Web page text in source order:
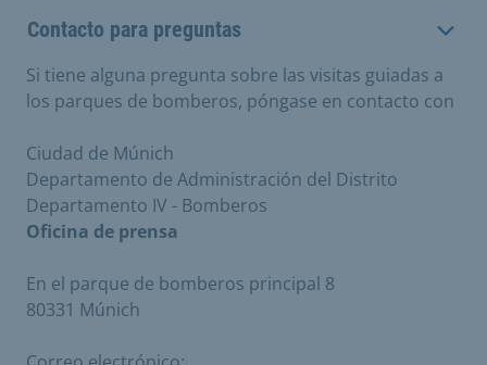
Contacto para preguntas
Si tiene alguna pregunta sobre las visitas guiadas a
los parques de bomberos, póngase en contacto con
Ciudad de Múnich
Departamento de Administración del Distrito
Departamento IV - Bomberos
Oficina de prensa
En el parque de bomberos principal 8
80331 Múnich